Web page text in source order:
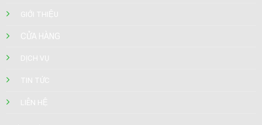
GIỚI THIỆU
CỬA HÀNG
DỊCH VỤ
TIN TỨC
LIÊN HỆ